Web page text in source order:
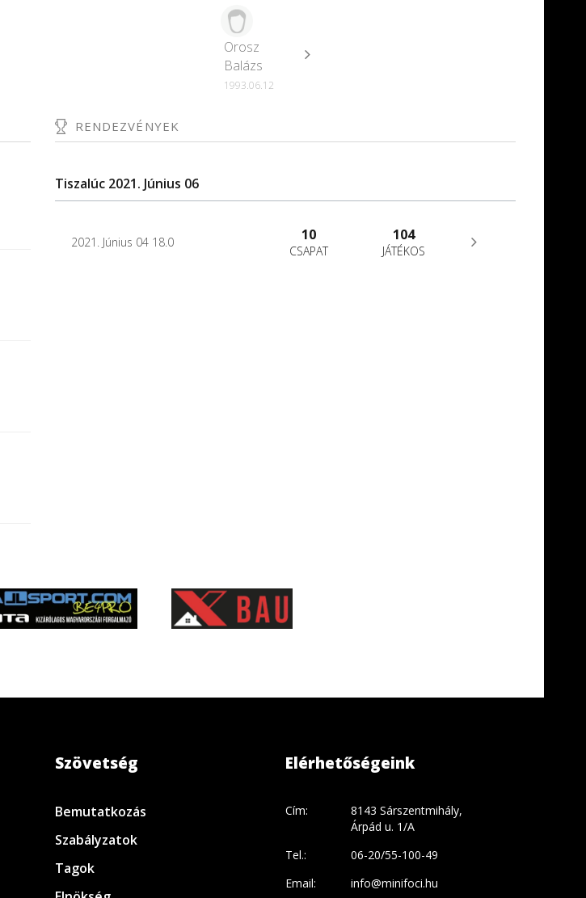
Orosz
Balázs
1993.06.12
RENDEZVÉNYEK
Tiszalúc 2021. Június 06
2021. Június 04 18.0 10
CSAPAT
104
JÁTÉKOS
Szövetség
Bemutatkozás
Szabályzatok
Tagok
Elérhetőségeink
Cím:
8143 Sárszentmihály,
Árpád u. 1/A
Tel.:
06-20/55-100-49
Email:
info@minifoci.hu